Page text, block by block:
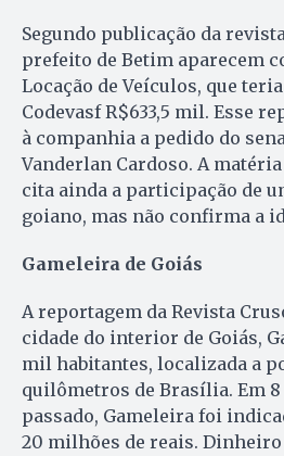
Segundo publicação da
prefeito de Betim aparecem
Locação de Veículos, que
Codevasf R$633,5 mil. Esse
à companhia a pedido do
Vanderlan Cardoso. A
cita ainda a participação de
goiano, mas não confirma a
Gameleira de Goiás
A reportagem da Revista
cidade do interior de Goiás,
mil habitantes, localizada a
quilômetros de Brasília. Em 8
passado, Gameleira foi
20 milhões de reais.